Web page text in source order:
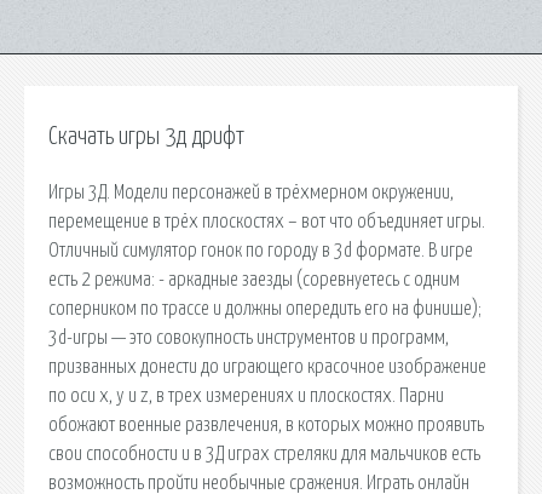
Скачать игры 3д дрифт
Игры 3Д. Модели персонажей в трёхмерном окружении,
перемещение в трёх плоскостях – вот что объединяет игры.
Отличный симулятор гонок по городу в 3d формате. В игре
есть 2 режима: - аркадные заезды (соревнуетесь с одним
соперником по трассе и должны опередить его на финише);
3d-игры — это совокупность инструментов и программ,
призванных донести до играющего красочное изображение
по оси x, y и z, в трех измерениях и плоскостях. Парни
обожают военные развлечения, в которых можно проявить
свои способности и в 3Д играх стреляки для мальчиков есть
возможность пройти необычные сражения. Играть онлайн